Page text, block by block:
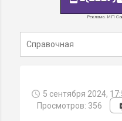
Реклама. ИП
5 сентября 2024,
Просмотров: 356